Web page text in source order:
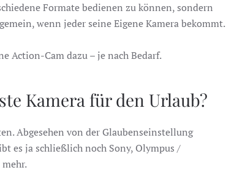
Formate bedienen zu können, sondern
wenn jeder seine Eigene Kamera bekommt.
Action-Cam dazu – je nach Bedarf.
Kamera für den Urlaub?
Abgesehen von der Glaubenseinstellung
es ja schließlich noch Sony, Olympus /